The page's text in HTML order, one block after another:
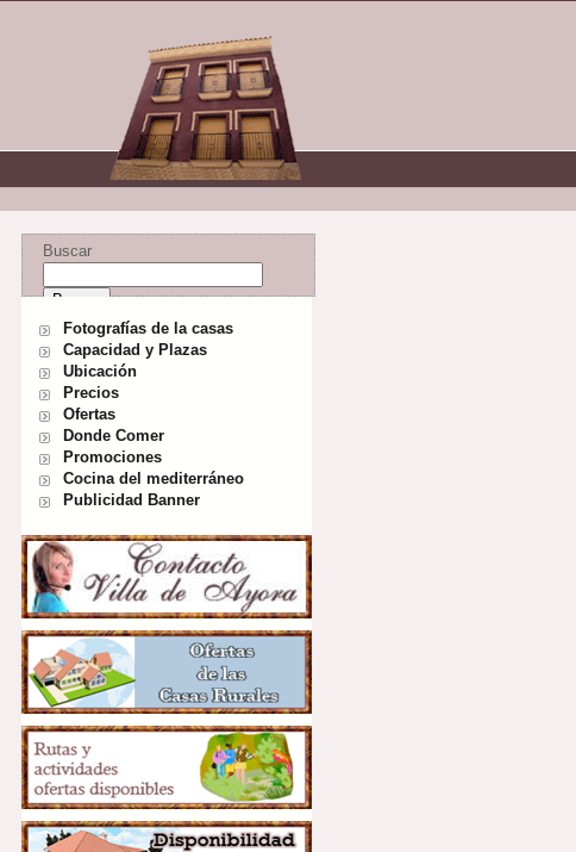
Buscar
Fotografías de la casas
Capacidad y Plazas
Ubicación
Precios
Ofertas
Donde Comer
Promociones
Cocina del mediterráneo
Publicidad Banner